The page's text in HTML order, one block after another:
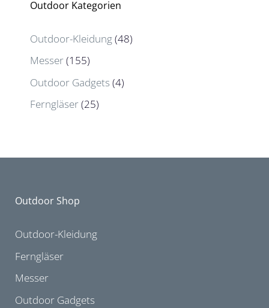
Outdoor Kategorien
Outdoor-Kleidung(48)
Messer(155)
Outdoor Gadgets (4)
Ferngläser(25)
Outdoor Shop
Outdoor-Kleidung
Ferngläser
Messer
Outdoor Gadgets